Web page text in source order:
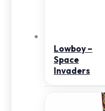
Lowboy –
Space
Invaders